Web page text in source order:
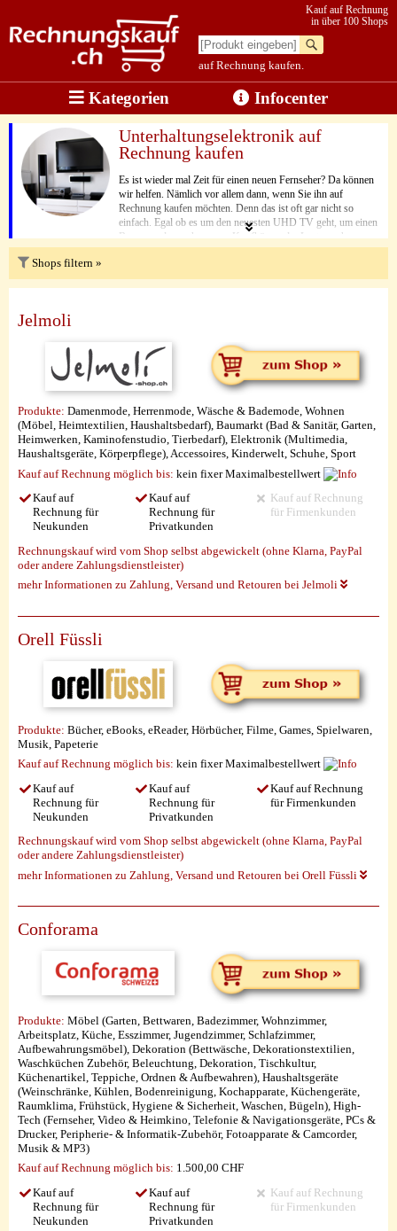
auf Rechnung kaufen.
Kauf auf Rechnung
in über 100 Shops
Kategorien Infocenter
Unterhaltungselektronik auf
Rechnung kaufen
Es ist wieder mal Zeit für einen neuen Fernseher? Da können
wir helfen. Nämlich vor allem dann, wenn Sie ihn auf
Rechnung kaufen möchten. Denn das ist oft gar nicht so
einfach. Egal ob es um den neuesten UHD TV geht, um einen
Beamer, oder auch nur um Kopfhörer oder Lautsprecher.
Wenn es um Elektronik geht, gibt es nur ganz wenige Shops,
anbieten. Das gilt leider noch viel mehr, wenn man in der
dann doch. Daher zeigen wir Ihnen auf dieser Seite, wo Sie
alles vom MP3 Player bis zum Heimkino auch innerhalb der
Schweiz auf Rechnung bestellen können.
Shops filtern »
Jelmoli
Produkte: Damenmode, Herrenmode, Wäsche & Bademode, Wohnen
(Möbel, Heimtextilien, Haushaltsbedarf), Baumarkt (Bad & Sanitär, Garten,
Heimwerken, Kaminofenstudio, Tierbedarf), Elektronik (Multimedia,
Haushaltsgeräte, Körperpflege), Accessoires, Kinderwelt, Schuhe, Sport
Kauf auf Rechnung möglich bis: kein fixer Maximalbestellwert
Kauf auf
Rechnung für
Neukunden
Kauf auf
Rechnung für
Privatkunden
Kauf auf Rechnung
für Firmenkunden
Rechnungskauf wird vom Shop selbst abgewickelt (ohne Klarna, PayPal
oder andere Zahlungsdienstleister)
mehr Informationen zu Zahlung, Versand und Retouren bei Jelmoli
Orell Füssli
Produkte: Bücher, eBooks, eReader, Hörbücher, Filme, Games, Spielwaren,
Musik, Papeterie
Kauf auf Rechnung möglich bis: kein fixer Maximalbestellwert
Kauf auf
Rechnung für
Neukunden
Kauf auf
Rechnung für
Privatkunden
Kauf auf Rechnung
für Firmenkunden
Rechnungskauf wird vom Shop selbst abgewickelt (ohne Klarna, PayPal
oder andere Zahlungsdienstleister)
mehr Informationen zu Zahlung, Versand und Retouren bei Orell Füssli
Conforama
Produkte: Möbel (Garten, Bettwaren, Badezimmer, Wohnzimmer,
Arbeitsplatz, Küche, Esszimmer, Jugendzimmer, Schlafzimmer,
Aufbewahrungsmöbel), Dekoration (Bettwäsche, Dekorationstextilien,
Waschküchen Zubehör, Beleuchtung, Dekoration, Tischkultur,
Küchenartikel, Teppiche, Ordnen & Aufbewahren), Haushaltsgeräte
(Weinschränke, Kühlen, Bodenreinigung, Kochapparate, Küchengeräte,
Raumklima, Frühstück, Hygiene & Sicherheit, Waschen, Bügeln), High-
Tech (Fernseher, Video & Heimkino, Telefonie & Navigationsgeräte, PCs &
Drucker, Peripherie- & Informatik-Zubehör, Fotoapparate & Camcorder,
Musik & MP3)
Kauf auf Rechnung möglich bis: 1.500,00 CHF
Kauf auf
Rechnung für
Neukunden
Kauf auf
Rechnung für
Privatkunden
Kauf auf Rechnung
für Firmenkunden